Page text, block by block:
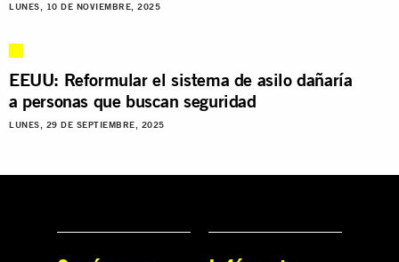
LUNES, 10 DE NOVIEMBRE, 2025
EEUU: Reformular el sistema de asilo dañaría
a personas que buscan seguridad
LUNES, 29 DE SEPTIEMBRE, 2025